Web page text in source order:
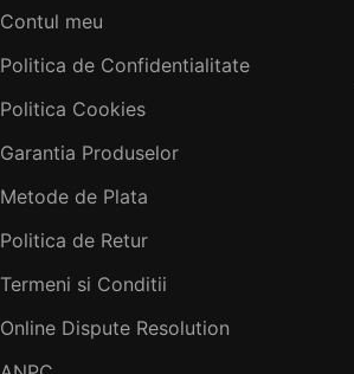
Contul meu
Politica de Confidentialitate
Politica Cookies
Garantia Produselor
Metode de Plata
Politica de Retur
Termeni si Conditii
Online Dispute Resolution